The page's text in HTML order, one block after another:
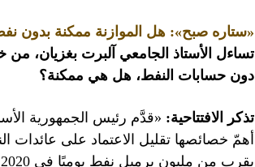
«ستاره صبح»: هل الموازنة ممكنة بدون
تساءل الأستاذ الجامعي آلبرت بغزیان،
دون حسابات النفط، هل هي ممكنة؟
تذكر الافتتاحية:
أهمّ خصائصها تقليل الاعتماد على